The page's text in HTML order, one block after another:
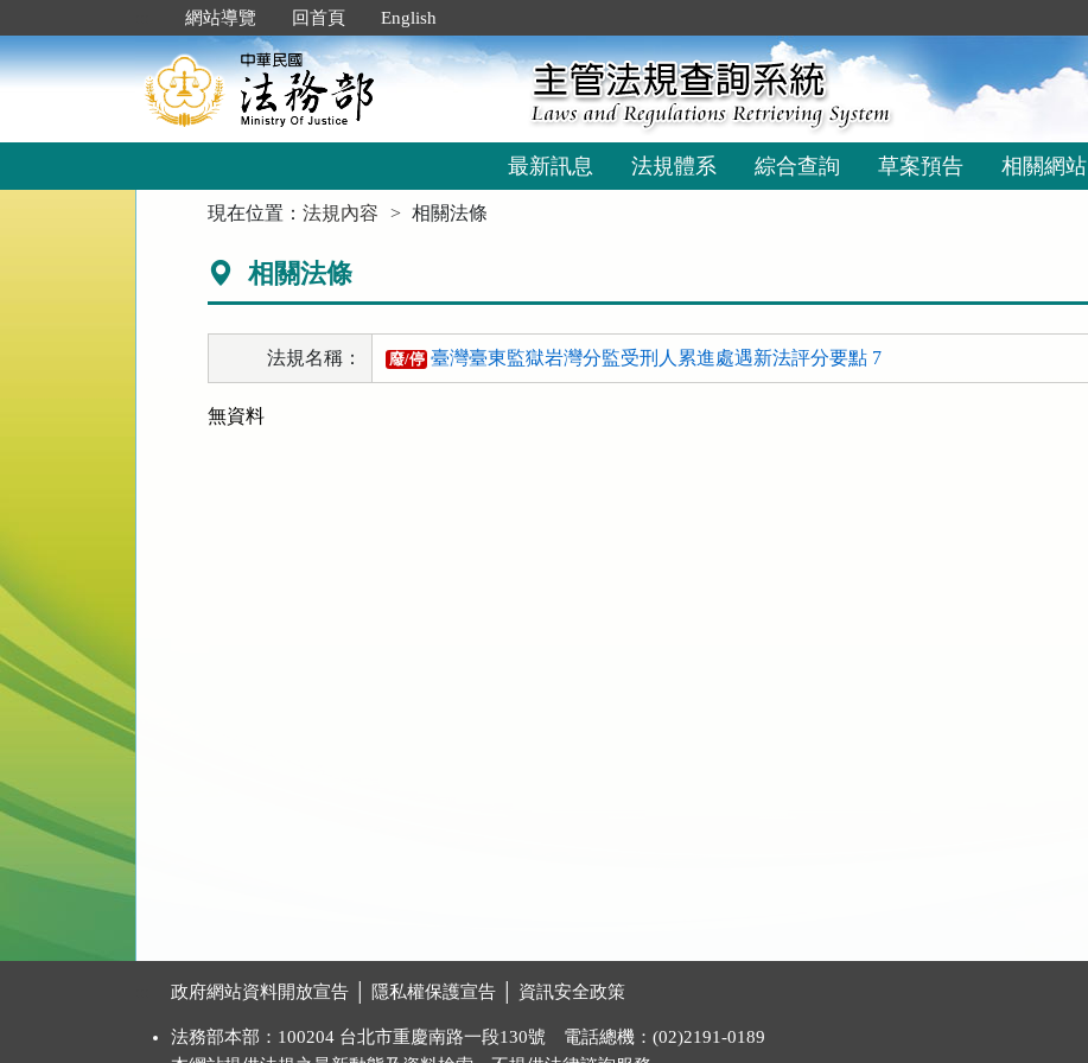
到
主
要
網站導覽 回首頁 English
最新訊息 法規體系 綜合查詢 草案預告 相關網站
現在位置：法規內容 相關法條
相關法條
法規名稱： 廢/停 臺灣臺東監獄岩灣分監受刑人累進處遇新法評分要點 7
無資料
政府網站資料開放宣告 隱私權保護宣告 資訊安全政策
法務部本部：100204 台北市重慶南路一段130號 電話總機：(02)2191-0189